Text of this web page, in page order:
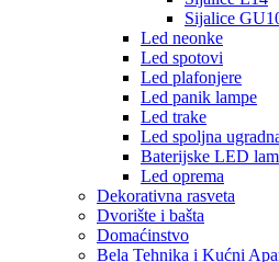
Sijalice
Led neonke
Led spotovi
Led plafonjere
Led panik lampe
Led trake
Led spoljna
Baterijske LED
Led oprema
Dekorativna rasveta
Dvorište i bašta
Domaćinstvo
Bela Tehnika i Kućni